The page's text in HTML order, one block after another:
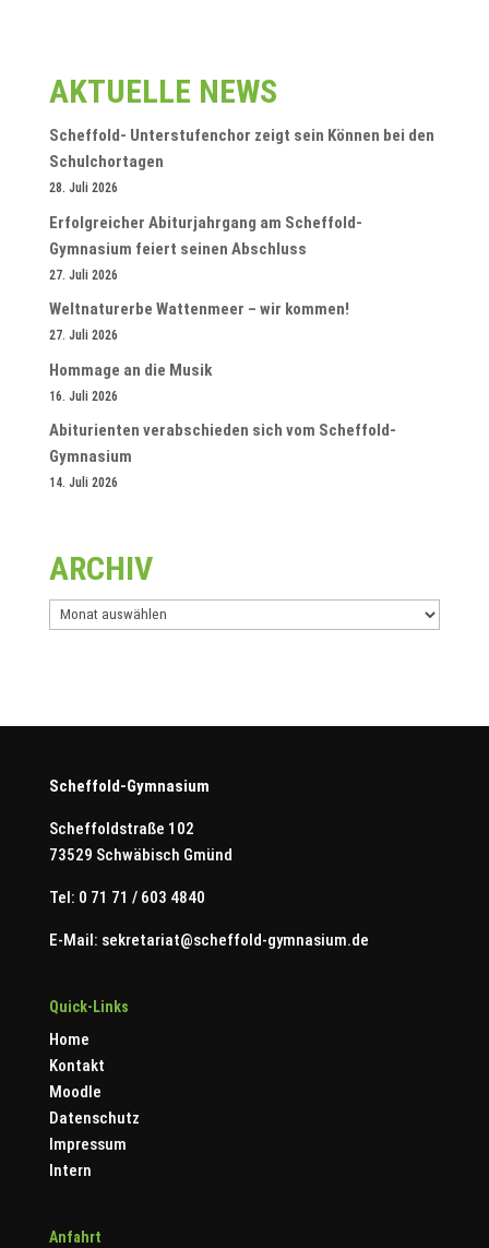
AKTUELLE NEWS
Scheffold- Unterstufenchor zeigt sein Können bei den
Schulchortagen
28. Juli 2026
Erfolgreicher Abiturjahrgang am Scheffold-
Gymnasium feiert seinen Abschluss
27. Juli 2026
Weltnaturerbe Wattenmeer – wir kommen!
27. Juli 2026
Hommage an die Musik
16. Juli 2026
Abiturienten verabschieden sich vom Scheffold-
Gymnasium
14. Juli 2026
ARCHIV
Archiv
Scheffold-Gymnasium
Scheffoldstraße 102
73529 Schwäbisch Gmünd
Tel: 0 71 71 / 603 4840
E-Mail: sekretariat@scheffold-gymnasium.de
Quick-Links
Home
Kontakt
Moodle
Datenschutz
Impressum
Intern
Anfahrt